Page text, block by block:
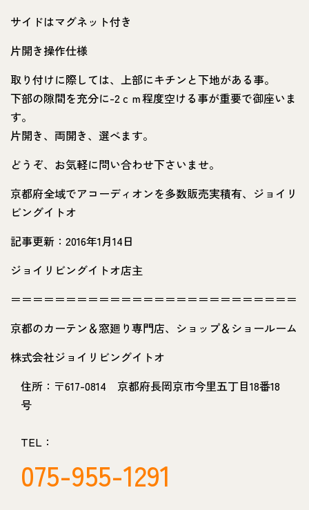
サイドはマグネット付き
片開き操作仕様
取り付けに際しては、上部にキチンと下地がある事。
下部の隙間を充分に-2ｃｍ程度空ける事が重要で御座いま
す。
片開き、両開き、選べます。
どうぞ、お気軽に問い合わせ下さいませ。
京都府全域でアコーディオンを多数販売実積有、ジョイリ
ビングイトオ
記事更新：2016年1月14日
ジョイリビングイトオ店主
＝＝＝＝＝＝＝＝＝＝＝＝＝＝＝＝＝＝＝＝＝＝＝＝＝＝
京都のカーテン＆窓廻り専門店、ショップ＆ショールーム
株式会社ジョイリビングイトオ
住所：〒617-0814 京都府長岡京市今里五丁目18番18
号
TEL：
075-955-1291